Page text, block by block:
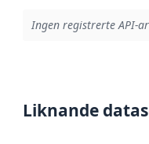
Ingen registrerte API-
Liknande